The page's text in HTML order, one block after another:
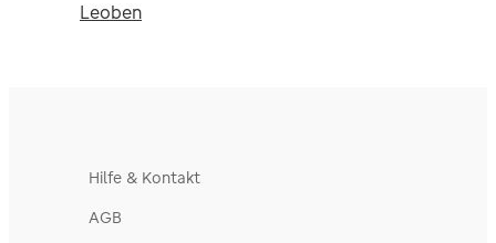
Leoben
Hilfe & Kontakt
AGB